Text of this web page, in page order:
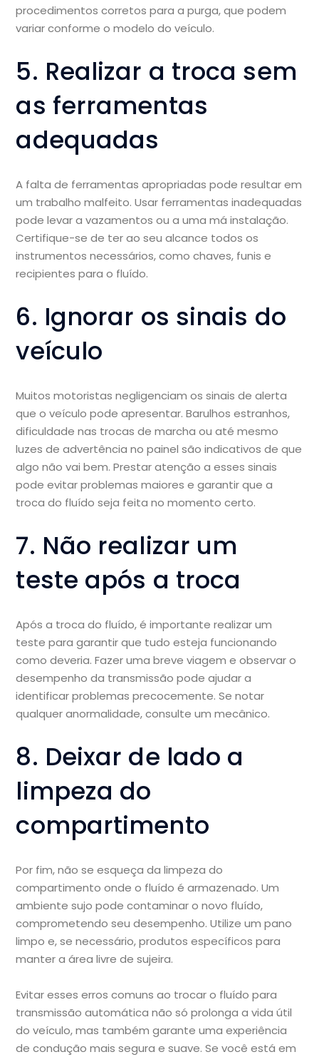
procedimentos corretos para a purga, que podem
variar conforme o modelo do veículo.
5. Realizar a troca sem
as ferramentas
adequadas
A falta de ferramentas apropriadas pode resultar em
um trabalho malfeito. Usar ferramentas inadequadas
pode levar a vazamentos ou a uma má instalação.
Certifique-se de ter ao seu alcance todos os
instrumentos necessários, como chaves, funis e
recipientes para o fluído.
6. Ignorar os sinais do
veículo
Muitos motoristas negligenciam os sinais de alerta
que o veículo pode apresentar. Barulhos estranhos,
dificuldade nas trocas de marcha ou até mesmo
luzes de advertência no painel são indicativos de que
algo não vai bem. Prestar atenção a esses sinais
pode evitar problemas maiores e garantir que a
troca do fluído seja feita no momento certo.
7. Não realizar um
teste após a troca
Após a troca do fluído, é importante realizar um
teste para garantir que tudo esteja funcionando
como deveria. Fazer uma breve viagem e observar o
desempenho da transmissão pode ajudar a
identificar problemas precocemente. Se notar
qualquer anormalidade, consulte um mecânico.
8. Deixar de lado a
limpeza do
compartimento
Por fim, não se esqueça da limpeza do
compartimento onde o fluído é armazenado. Um
ambiente sujo pode contaminar o novo fluído,
comprometendo seu desempenho. Utilize um pano
limpo e, se necessário, produtos específicos para
manter a área livre de sujeira.
Evitar esses erros comuns ao trocar o fluído para
transmissão automática não só prolonga a vida útil
do veículo, mas também garante uma experiência
de condução mais segura e suave. Se você está em